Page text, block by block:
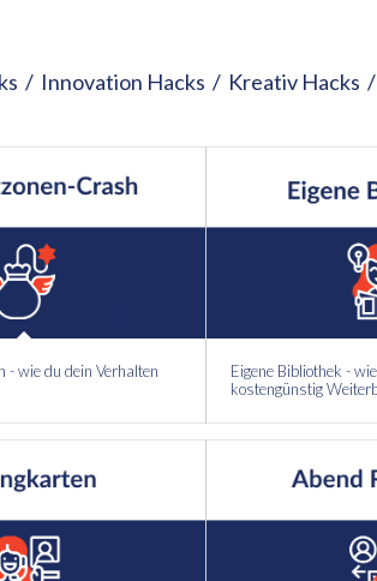
/ Innovation Hacks / Kreativ Hacks /
- wie du dein Verhalten
Eigene Bibliothek -
kostengünstig